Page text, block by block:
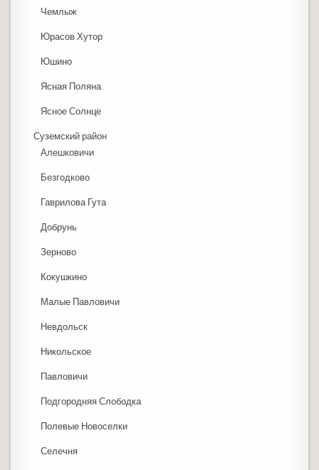
Чемлыж
Юрасов Хутор
Юшино
Ясная Поляна
Ясное Солнце
Суземский район
Алешковичи
Безгодково
Гаврилова Гута
Добрунь
Зерново
Кокушкино
Малые Павловичи
Невдольск
Никольское
Павловичи
Подгородняя Слободка
Полевые Новоселки
Селечня